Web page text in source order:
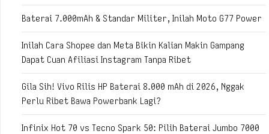
Baterai 7.000mAh & Standar Militer, Inilah Moto G77 Power
Inilah Cara Shopee dan Meta Bikin Kalian Makin Gampang
Dapat Cuan Afiliasi Instagram Tanpa Ribet
Gila Sih! Vivo Rilis HP Baterai 8.000 mAh di 2026, Nggak
Perlu Ribet Bawa Powerbank Lagi?
Infinix Hot 70 vs Tecno Spark 50: Pilih Baterai Jumbo 7000